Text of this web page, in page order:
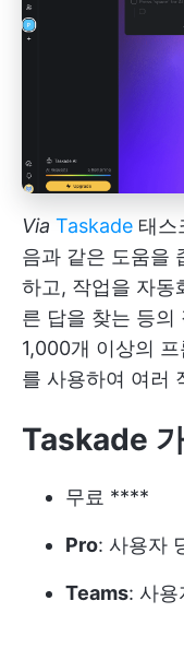
Via Taskade 태스
음과 같은 도움을
하고, 작업을 자동
른 답을 찾는 등의
1,000개 이상의
를 사용하여 여러
Taskade
무료 ****
Pro: 사용자
Teams: 사용